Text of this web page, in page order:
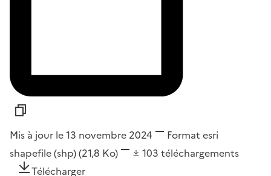
Mis à jour le 13 novembre 2024 Format esri
shapefile (shp)(21,8 Ko) 103 téléchargements
Télécharger